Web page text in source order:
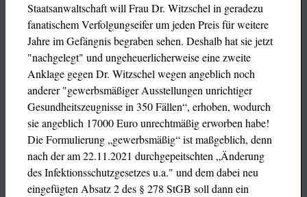
Staatsanwaltschaft will Frau Dr. Witzschel in geradezu
fanatischem Verfolgungseifer um jeden Preis für weitere
Jahre im Gefängnis begraben sehen. Deshalb hat sie jetzt
"nachgelegt" und ungeheuerlicherweise eine zweite
Anklage gegen Dr. Witzschel wegen angeblich noch
anderer "gewerbsmäßiger Ausstellungen unrichtiger
Gesundheitszeugnisse in 350 Fällen“, erhoben, wodurch
sie angeblich 17000 Euro unrechtmäßig erworben habe!
Die Formulierung „gewerbsmäßig“ ist maßgeblich, denn
nach der am 22.11.2021 durchgepeitschten „Änderung
des Infektionsschutzgesetzes u.a." und dem dabei neu
eingefügten Absatz 2 des § 278 StGB soll dann ein